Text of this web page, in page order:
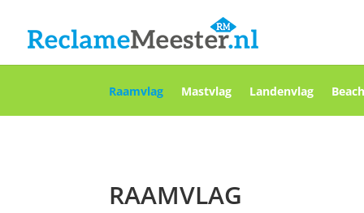
Raamvlag Mastvlag Landenvlag
RAAMVLAG